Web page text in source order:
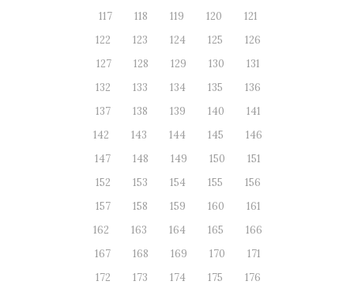
117
118 119 120
121
122
123 124 125
126
127
128 129 130
131
132
133 134 135
136
137
138 139 140
141
142
143 144 145
146
147
148 149 150
151
152
153 154 155
156
157
158 159 160
161
162
163 164 165
166
167
168 169 170
171
172
173 174 175
176